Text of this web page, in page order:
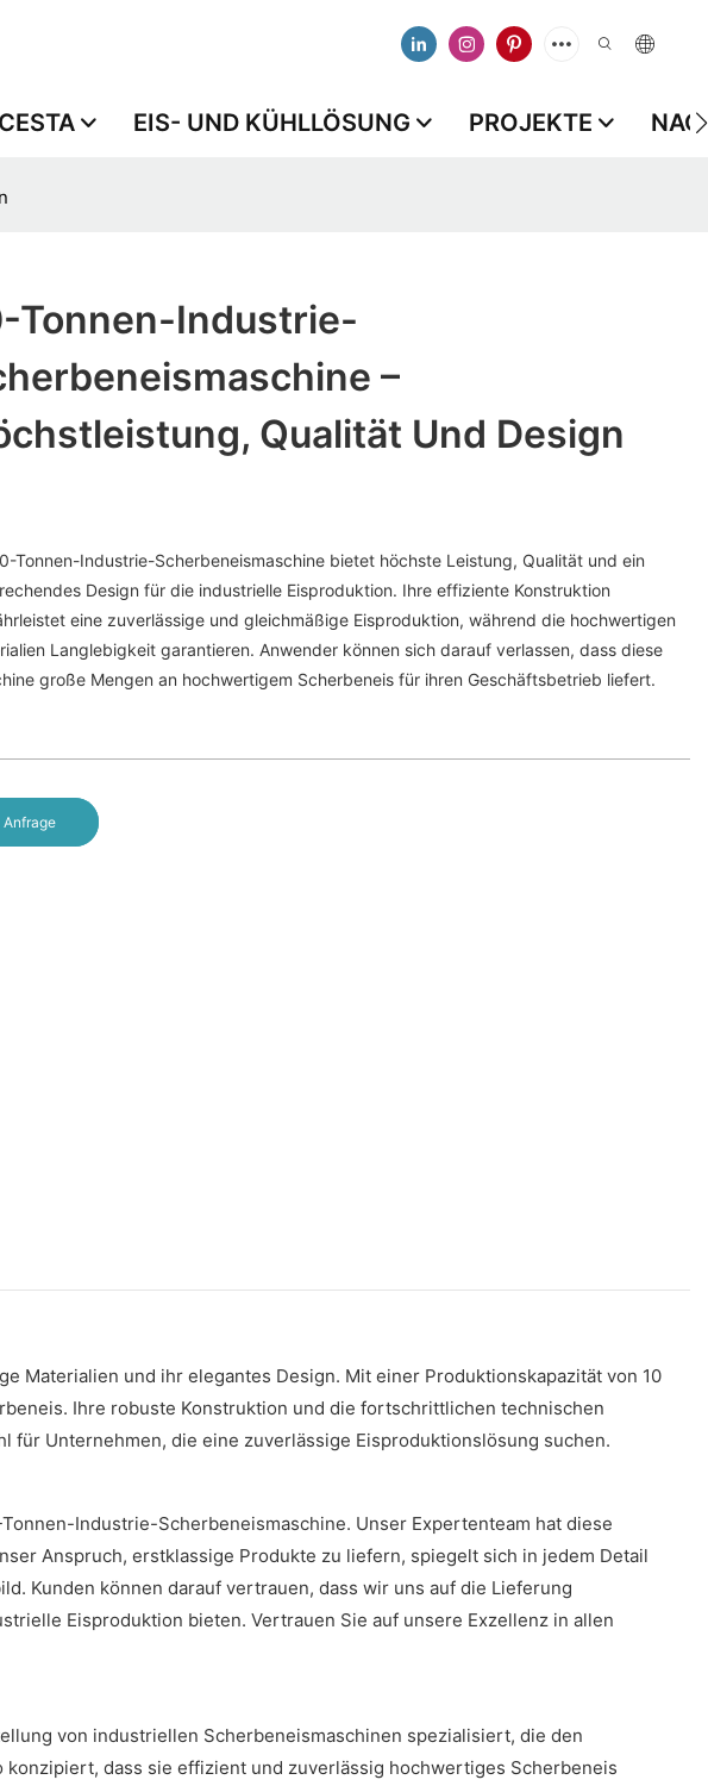
EIS- UND KÜHLLÖSUNG PROJEKTE
Tonnen-Industrie-
–
Qualität Und Design
Tonnen-Industrie-Scherbeneismaschine bietet höchste Leistung, Qualität und ein
Design für die industrielle Eisproduktion. Ihre effiziente Konstruktion
eine zuverlässige und gleichmäßige Eisproduktion, während die hochwertigen
Langlebigkeit garantieren. Anwender können sich darauf verlassen, dass diese
große Mengen an hochwertigem Scherbeneis für ihren Geschäftsbetrieb liefert.
Anfrage
Materialien und ihr elegantes Design. Mit einer Produktionskapazität von 10
Ihre robuste Konstruktion und die fortschrittlichen technischen
Unternehmen, die eine zuverlässige Eisproduktionslösung suchen.
Industrie-Scherbeneismaschine. Unser Expertenteam hat diese
Anspruch, erstklassige Produkte zu liefern, spiegelt sich in jedem Detail
Kunden können darauf vertrauen, dass wir uns auf die Lieferung
Eisproduktion bieten. Vertrauen Sie auf unsere Exzellenz in allen
von industriellen Scherbeneismaschinen spezialisiert, die den
dass sie effizient und zuverlässig hochwertiges Scherbeneis